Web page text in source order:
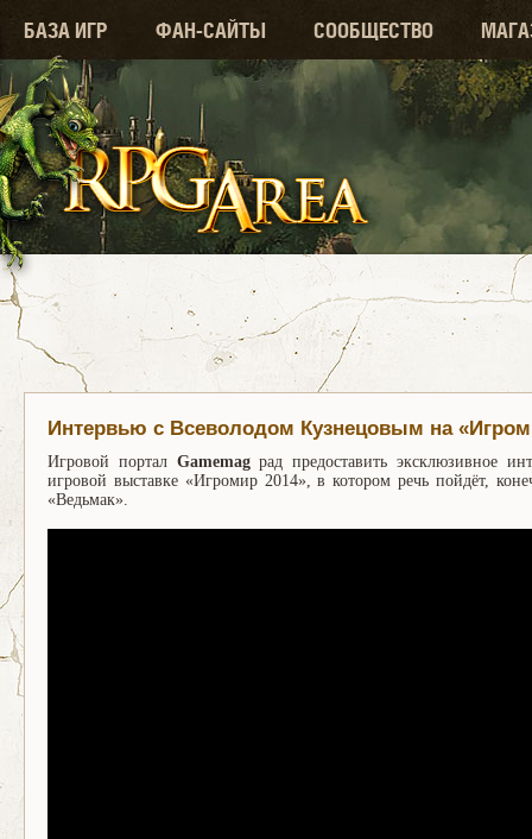
БАЗА ИГР ФАН-САЙТЫ СООБЩЕСТВО
Интервью с Всеволодом Кузнецовым на
Игровой портал Gamemagрад предоставить эксклюзивное
игровой выставке «Игромир 2014», в котором речь пойдёт,
«Ведьмак».